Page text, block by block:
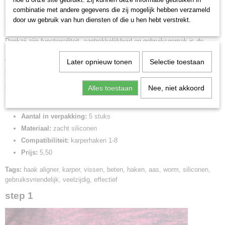
bliksemsnelle haking.
Hook Aligners Worm - De perfecte keuze voor elke karpervisser
Dankzij zijn functionaliteit, aantrekkelijkheid en gebruiksgemak is de
Hook Aligners Worm een haak aligner die zeker een vast onderdeel wordt
van je visuitrusting. Bestel hem vandaag nog en ervaar hoe effectief hij je
kansen op het vangen van indrukwekkende karpers kan vergroten!
Aantal in verpakking: 5 stuks
Materiaal: zacht siliconen
Compatibiliteit: karperhaken 1-8
Prijs: 5,50
Tags: haak aligner, karper, vissen, beten, haken, aas, worm, siliconen,
gebruiksvriendelijk, veelzijdig, effectief
step 1
combinatie met andere gegevens die zij mogelijk hebben verzameld
door uw gebruik van hun diensten of die u hen hebt verstrekt.
Later opnieuw tonen Selectie toestaan
Alles toestaan Nee, niet akkoord